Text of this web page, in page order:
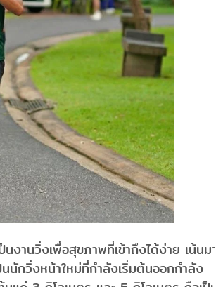
งานวิ่งเพื่อสุขภาพที่เข้าถึงได้ง่าย เน้นมา
นนักวิ่งหน้าใหม่ที่กำลังเริ่มต้นออกกำลัง